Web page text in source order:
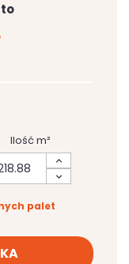
Ilość m²
palet